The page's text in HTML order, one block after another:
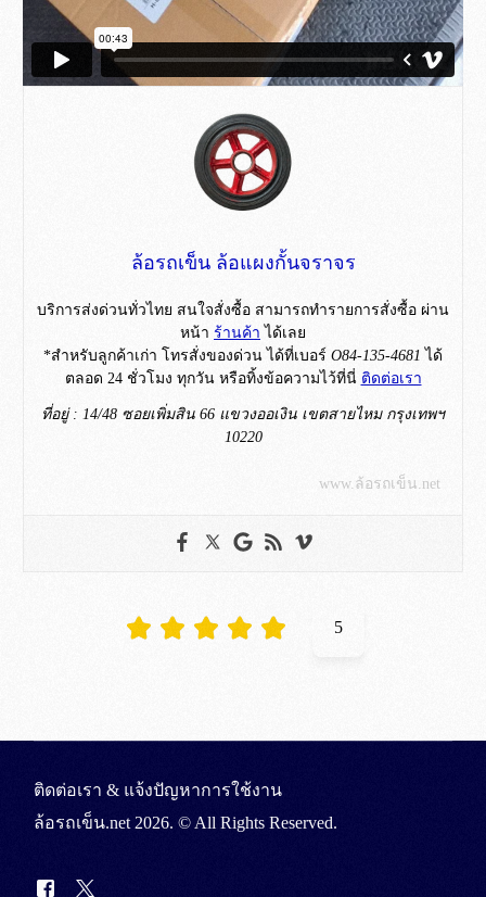
ล้อรถเข็น ล้อแผงกั้นจราจร
บริการส่งด่วนทั่วไทย สนใจสั่งซื้อ สามารถทำรายการสั่งซื้อ ผ่าน
หน้า ร้านค้า ได้เลย
*สำหรับลูกค้าเก่า โทรสั่งของด่วน ได้ที่เบอร์ O84-135-4681 ได้
ตลอด 24 ชั่วโมง ทุกวัน หรือทิ้งข้อความไว้ที่นี่ ติดต่อเรา
ที่อยู่ : 14/48 ซอยเพิ่มสิน 66 แขวงออเงิน เขตสายไหม กรุงเทพฯ
10220
www.ล้อรถเข็น.net
5
ติดต่อเรา & แจ้งปัญหาการใช้งาน
ล้อรถเข็น.net 2026. © All Rights Reserved.